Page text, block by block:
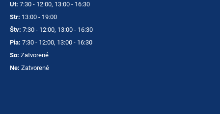
Ut: 7:30 - 12:00, 13:00 - 16:30
Str: 13:00 - 19:00
Štv: 7:30 - 12:00, 13:00 - 16:30
Pia: 7:30 - 12:00, 13:00 - 16:30
So: Zatvorené
Ne: Zatvorené